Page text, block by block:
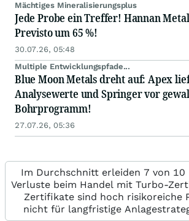
Mächtiges Mineralisierungsplus
Jede Probe ein Treffer! Hannan
Previsto um 65 %!
30.07.26, 05:48
Multiple Entwicklungspfade...
Blue Moon Metals dreht auf: Apex
Analysewerte und Springer vor
Bohrprogramm!
27.07.26, 05:36
Im Durchschnitt erleiden 7 von 10
Verluste beim Handel mit Turbo-
Zertifikate sind hoch risikoreiche
nicht für langfristige